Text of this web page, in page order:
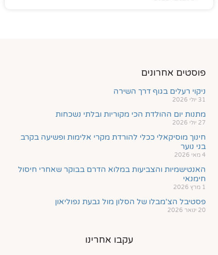
פוסטים אחרונים
ניקוי רעלים בגוף דרך השירה
31 יולי 2026
מתנות יום ההולדת הכי מקוריות ובלתי נשכחות
27 יולי 2026
חינוך מוסיקאלי ככלי להורדת מקרי אלימות ופשיעה בקרב
בני נוער
4 מאי 2026
האנטישמיות והצביעות במלוא הדרם בבוקר שאחרי חיסול
חימנאי
1 מרץ 2026
פסטיבל הצ'מבלו של הסלון מול גבעת נפוליאון
20 ינואר 2026
עקבו אחרינו